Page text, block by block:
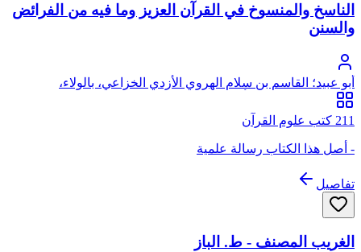
الناسخ والمنسوخ في القرآن العزيز وما فيه من الفرائض
والسنن
أبو عبيد؛ القاسم بن سلام الهروي الأزدي الخزاعي، بالولاء،
الخراساني البغدادي، أبو عبيد
211 كتب علوم القرآن
- أصل هذا الكتاب رسالة علمية
تفاصيل
الغريب المصنف - ط. الباز